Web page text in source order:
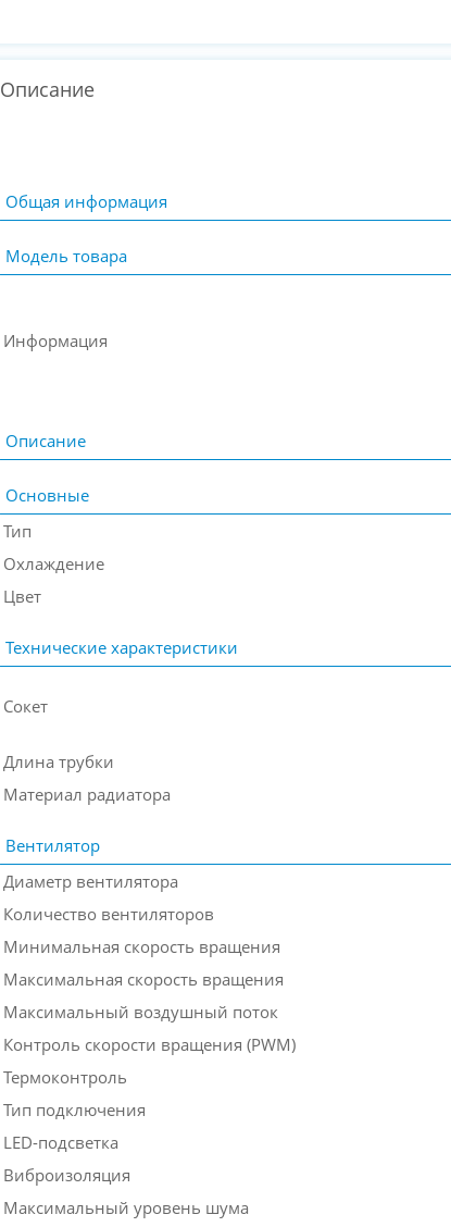
Описание
Общая информация
Модель товара
Информация
Описание
Основные
Тип
Охлаждение
Цвет
Технические характеристики
Сокет
Длина трубки
Материал радиатора
Вентилятор
Диаметр вентилятора
Количество вентиляторов
Минимальная скорость вращения
Максимальная скорость вращения
Максимальный воздушный поток
Контроль скорости вращения (PWM)
Термоконтроль
Тип подключения
LED-подсветка
Виброизоляция
Максимальный уровень шума